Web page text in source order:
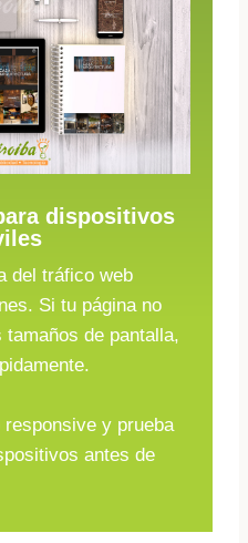
dispositivos
del tráfico web
Si tu página no
de pantalla,
responsive y prueba
antes de